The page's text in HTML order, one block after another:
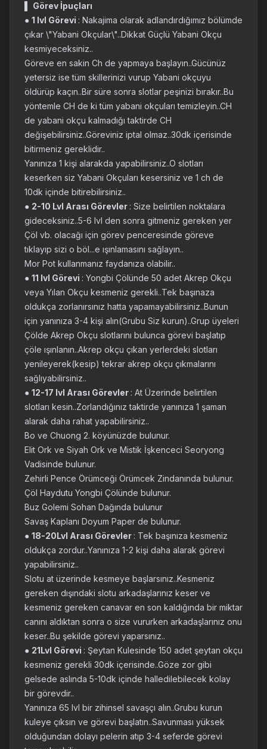
Görev İpuçları
● 1 lvl Görevi : Nakajima olarak adlandırdığımız bölümde
çıkar \"Yabani Okçular\"..Dikkat Güçlü Yabani Okçu
kesmiyeceksiniz..
Göreve en sakin Ch de yapmaya başlayın..Gücünüz
yetersiz ise tüm skillerinizi vurup Yabani okçuyu
öldürüp kaçın..Bir süre sonra slotlar peşinizi bırakır..Bu
yöntemle CH de ki tüm yabani okçuları temizleyin..CH
de yabani okçu kalmadığı taktirde CH
değişebilirsiniz..Göreviniz iptal olmaz..30dk içerisinde
bitirmeniz gereklidir..
Yanınıza 1 kişi alarakda yapabilirsiniz..O slotları
keserken siz Yabani Okçuları kesersiniz ve 1 ch de
10dk içinde bitirebilirsiniz..
● 2-10 Lvl Arası Görevler : Size belirtilen noktalara
gideceksiniz..5-6 lvl den sonra gitmeniz gereken yer
Çöl vb. olacağı için görev penceresinde göreve
tıklayıp sizi o böl...e ışınlamasını sağlayın..
Mor Pot kullanmanız faydanıza olabilir..
● 11 lvl Görevi : Yongbi Çölünde 50 adet Akrep Okçu
veya Yılan Okçu kesmeniz gerekli..Tek başınaza
oldukça zorlanırsınız hatta yapamayabilirsiniz..Bunun
için yanınıza 3-4 kişi alın(Grubu Siz kurun)..Grup üyeleri
Çölde Akrep Okçu slotlarını bulunca görevi başlatıp
çöle ışınlanın..Akrep okçu çıkan yerlerdeki slotları
yenileyerek(kesip) tekrar akrep okçu çıkmalarını
sağlıyabilirsiniz..
● 12-17 lvl Arası Görevler : At Üzerinde belirtilen
slotları kesin..Zorlandığınız taktirde yanınıza 1 şaman
alarak daha rahat yapabilirsiniz..
Bo ve Chuong 2. köyünüzde bulunur.
Elit Ork ve Siyah Ork ve Mistik İşkenceci Seoryong
Vadisinde bulunur.
Zehirli Pence Örümceği Örümcek Zindanında bulunur.
Çöl Haydutu Yongbi Çölünde bulunur.
Buz Golemi Sohan Dağında bulunur
Savaş Kaplanı Doyum Paper de bulunur.
● 18-20Lvl Arası Görevler : Tek başınıza kesmeniz
oldukça zordur..Yanınıza 1-2 kişi daha alarak görevi
yapabilirsiniz..
Slotu at üzerinde kesmeye başlarsınız..Kesmeniz
gereken dışındaki slotu arkadaşlarınız keser ve
kesmeniz gereken canavar en son kaldığında bir miktar
canını aldıktan sonra o size vururken arkadaşlarınız onu
keser..Bu şekilde görevi yaparsınız..
● 21Lvl Görevi : Şeytan Kulesinde 150 adet şeytan okçu
kesmeniz gerekli 30dk içerisinde..Göze zor gibi
gelsede aslında 5-10dk içinde halledilebilecek kolay
bir görevdir..
Yanınıza 65 lvl bir zihinsel savaşçı alın..Grubu kurun
kuleye çıksın ve görevi başlatın..Savunması yüksek
olduğundan dolayı pelerin atıp 3-4 seferde görevi